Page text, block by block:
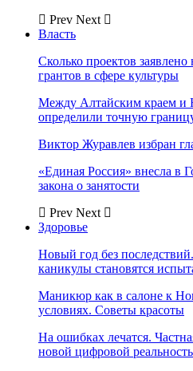
Prev Next
Власть
Сколько проектов
грантов в сфере культуры
Между Алтайским краем и
определили точную
Виктор Журавлев избран
«Единая Россия» внесла в
закона о занятости
Prev Next
Здоровье
Новый год без
каникулы становятся
Маникюр как в салоне к
условиях. Советы красоты
На ошибках лечатся.
новой цифровой